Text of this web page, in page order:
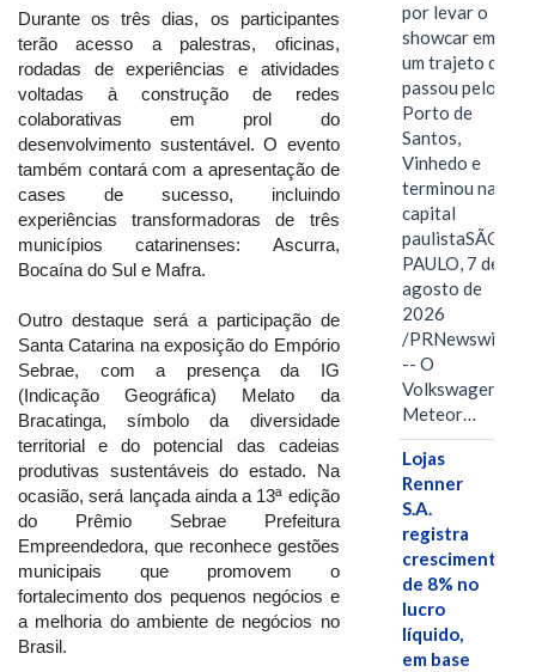
Durante os três dias, os participantes
terão acesso a palestras, oficinas,
rodadas de experiências e atividades
voltadas à construção de redes
colaborativas em prol do
desenvolvimento sustentável. O evento
também contará com a apresentação de
cases de sucesso, incluindo
experiências transformadoras de três
municípios catarinenses: Ascurra,
Bocaína do Sul e Mafra.
Outro destaque será a participação de
Santa Catarina na exposição do Empório
Sebrae, com a presença da IG
(Indicação Geográfica) Melato da
Bracatinga, símbolo da diversidade
territorial e do potencial das cadeias
produtivas sustentáveis do estado. Na
ocasião, será lançada ainda a 13ª edição
do Prêmio Sebrae Prefeitura
Empreendedora, que reconhece gestões
municipais que promovem o
fortalecimento dos pequenos negócios e
a melhoria do ambiente de negócios no
Brasil.
por levar o
showcar em
um trajeto que
passou pelo
Porto de
Santos,
Vinhedo e
terminou na
capital
paulistaSÃO
PAULO, 7 de
agosto de
2026
/PRNewswire/
-- O
Volkswagen
Meteor…
Lojas
Renner
S.A.
registra
crescimento
de 8% no
lucro
líquido,
em base